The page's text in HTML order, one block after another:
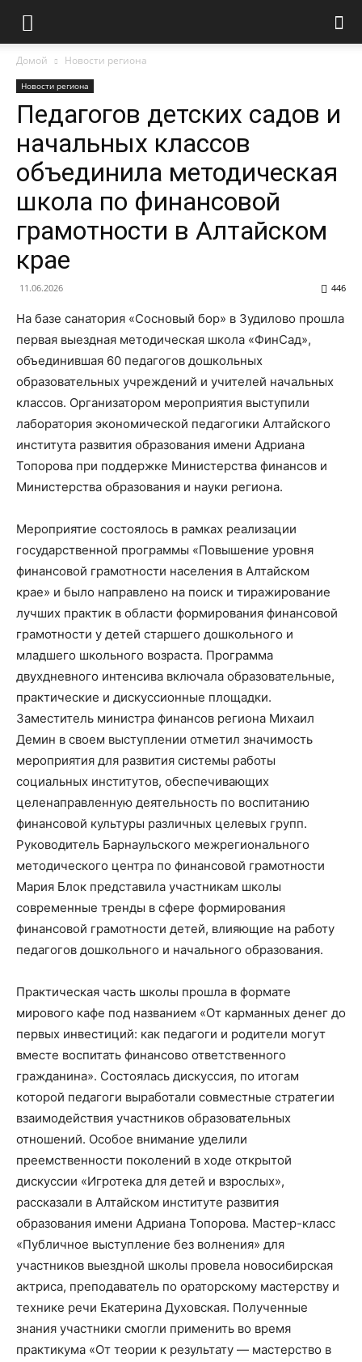
Домой Новости региона
Новости региона
Педагогов детских садов и
начальных классов
объединила методическая
школа по финансовой
грамотности в Алтайском
крае
11.06.2026 446
На базе санатория «Сосновый бор» в Зудилово прошла
первая выездная методическая школа «ФинСад»,
объединившая 60 педагогов дошкольных
образовательных учреждений и учителей начальных
классов. Организатором мероприятия выступили
лаборатория экономической педагогики Алтайского
института развития образования имени Адриана
Топорова при поддержке Министерства финансов и
Министерства образования и науки региона.
Мероприятие состоялось в рамках реализации
государственной программы «Повышение уровня
финансовой грамотности населения в Алтайском
крае» и было направлено на поиск и тиражирование
лучших практик в области формирования финансовой
грамотности у детей старшего дошкольного и
младшего школьного возраста. Программа
двухдневного интенсива включала образовательные,
практические и дискуссионные площадки.
Заместитель министра финансов региона Михаил
Демин в своем выступлении отметил значимость
мероприятия для развития системы работы
социальных институтов, обеспечивающих
целенаправленную деятельность по воспитанию
финансовой культуры различных целевых групп.
Руководитель Барнаульского межрегионального
методического центра по финансовой грамотности
Мария Блок представила участникам школы
современные тренды в сфере формирования
финансовой грамотности детей, влияющие на работу
педагогов дошкольного и начального образования.
Практическая часть школы прошла в формате
мирового кафе под названием «От карманных денег до
первых инвестиций: как педагоги и родители могут
вместе воспитать финансово ответственного
гражданина». Состоялась дискуссия, по итогам
которой педагоги выработали совместные стратегии
взаимодействия участников образовательных
отношений. Особое внимание уделили
преемственности поколений в ходе открытой
дискуссии «Игротека для детей и взрослых»,
рассказали в Алтайском институте развития
образования имени Адриана Топорова. Мастер-класс
«Публичное выступление без волнения» для
участников выездной школы провела новосибирская
актриса, преподаватель по ораторскому мастерству и
технике речи Екатерина Духовская. Полученные
знания участники смогли применить во время
практикума «От теории к результату — мастерство в